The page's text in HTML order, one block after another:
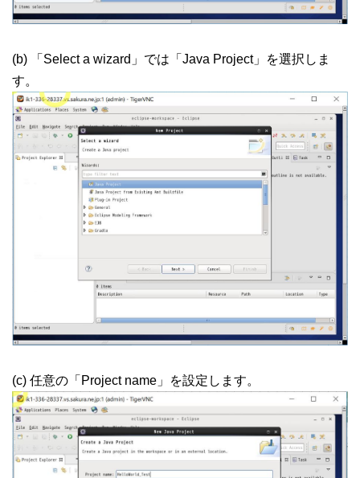
(b) 「Select a wizard」では「Java Project」を選択しま
す。
(c) 任意の「Project name」を設定します。